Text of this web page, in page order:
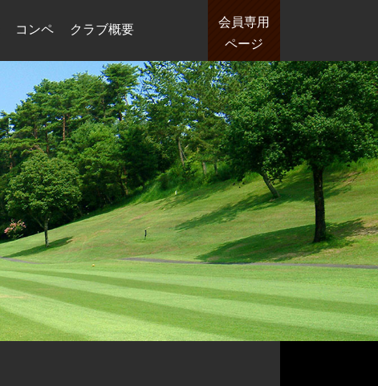
コンペ クラブ概要
会員専用
ページ